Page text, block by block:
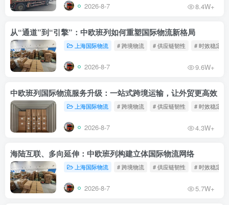
2026-8-7 8.4W+
从“通道”到“引擎”：中欧班列如何重塑国际物流新格局
上海国际物流 # 跨境物流 # 供应链韧性 # 时效稳定
2026-8-7 9.6W+
中欧班列国际物流服务升级：一站式跨境运输，让外贸更高效
上海国际物流 # 跨境物流 # 供应链韧性 # 时效稳定
2026-8-7 4.3W+
海陆互联、多向延伸：中欧班列构建立体国际物流网络
上海国际物流 # 跨境物流 # 供应链韧性 # 时效稳定
2026-8-7 5.7W+